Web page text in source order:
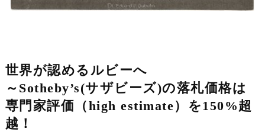
世界が認めるルビーへ
～Sotheby’s(サザビーズ)の落札価格は
専門家評価（high estimate）を150%超
越！